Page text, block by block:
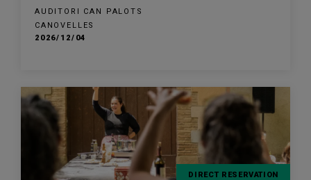
AUDITORI CAN PALOTS
CANOVELLES
2026/12/04
DIRECT RESERVATION